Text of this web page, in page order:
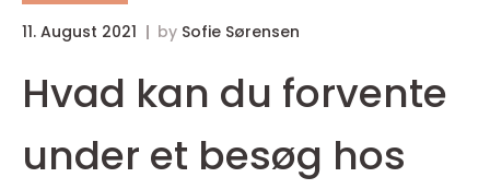
11. August 2021 by Sofie Sørensen
Hvad kan du forvente
under et besøg hos